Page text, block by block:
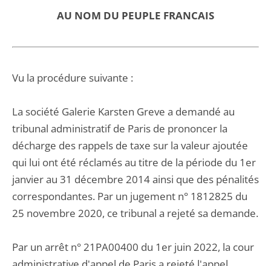
AU NOM DU PEUPLE FRANCAIS
Vu la procédure suivante :
La société Galerie Karsten Greve a demandé au
tribunal administratif de Paris de prononcer la
décharge des rappels de taxe sur la valeur ajoutée
qui lui ont été réclamés au titre de la période du 1er
janvier au 31 décembre 2014 ainsi que des pénalités
correspondantes. Par un jugement n° 1812825 du
25 novembre 2020, ce tribunal a rejeté sa demande.
Par un arrêt n° 21PA00400 du 1er juin 2022, la cour